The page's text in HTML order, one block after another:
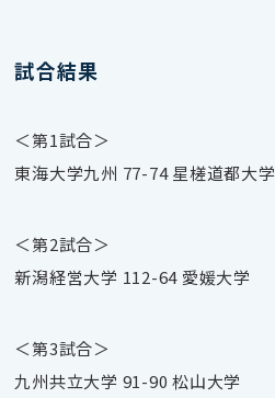
試合結果
＜第1試合＞
東海大学九州 77-74 星槎道都大学
＜第2試合＞
新潟経営大学 112-64 愛媛大学
＜第3試合＞
九州共立大学 91-90 松山大学